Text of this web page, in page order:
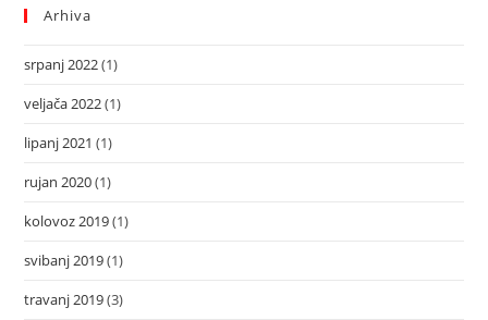
Arhiva
srpanj 2022(1)
veljača 2022(1)
lipanj 2021 (1)
rujan 2020(1)
kolovoz 2019(1)
svibanj 2019(1)
travanj 2019(3)